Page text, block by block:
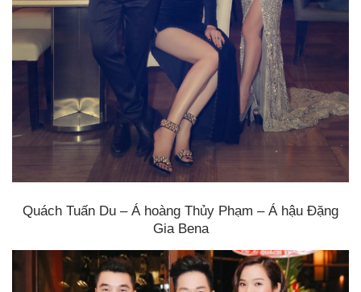
Quách Tuấn Du – Á hoàng Thủy Phạm – Á hậu Đặng
Gia Bena